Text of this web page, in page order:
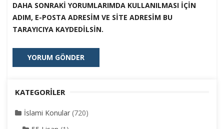
DAHA SONRAKI YORUMLARIMDA KULLANILMASI IÇIN
ADIM, E-POSTA ADRESIM VE SITE ADRESIM BU
TARAYICIYA KAYDEDILSIN.
KATEGORILER
İslami Konular (720)